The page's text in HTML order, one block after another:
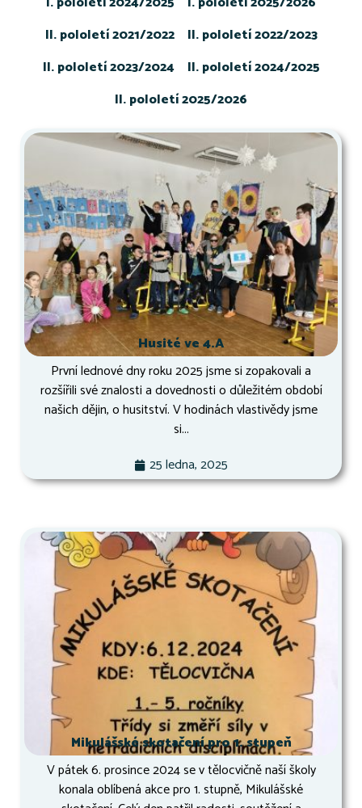
II. pololetí 2021/2022
II. pololetí 2022/2023
II. pololetí 2023/2024
II. pololetí 2024/2025
II. pololetí 2025/2026
Husité ve 4.A
První lednové dny roku 2025 jsme si zopakovali a
rozšířili své znalosti a dovednosti o důležitém období
našich dějin, o husitství. V hodinách vlastivědy jsme
si...
25 ledna, 2025
Mikulášské skotačení pro 1. stupeň
V pátek 6. prosince 2024 se v tělocvičně naší školy
konala oblíbená akce pro 1. stupně, Mikulášské